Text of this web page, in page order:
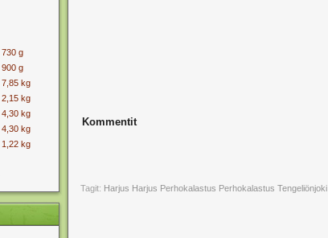
730 g
900 g
7,85 kg
2,15 kg
4,30 kg
4,30 kg
1,22 kg
Kommentit
Tagit: Harjus Harjus Perhokalastus Perhokalastus Tengeliönjoki